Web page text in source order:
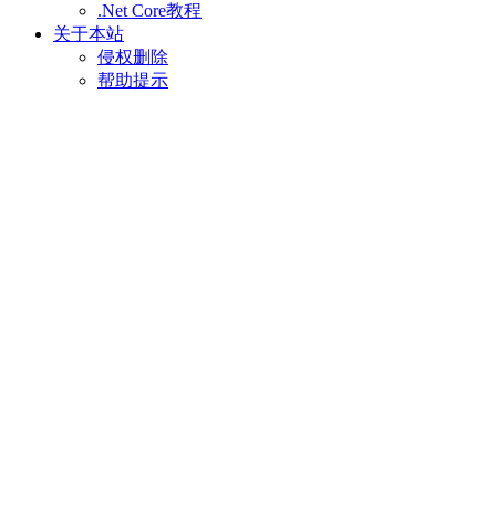
.Net Core教程
关于本站
侵权删除
帮助提示